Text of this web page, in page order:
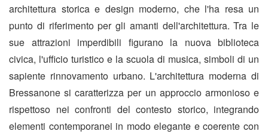
architettura storica e design moderno, che l'ha resa un
punto di riferimento per gli amanti dell'architettura. Tra le
sue attrazioni imperdibili figurano la nuova biblioteca
civica, l'ufficio turistico e la scuola di musica, simboli di un
sapiente rinnovamento urbano. L'architettura moderna di
Bressanone si caratterizza per un approccio armonioso e
rispettoso nei confronti del contesto storico, integrando
elementi contemporanei in modo elegante e coerente con